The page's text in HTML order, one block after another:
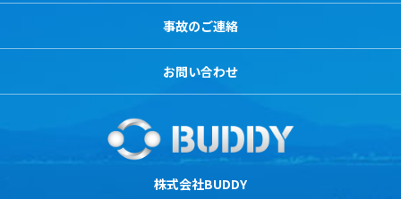
事故のご連絡
お問い合わせ
株式会社BUDDY